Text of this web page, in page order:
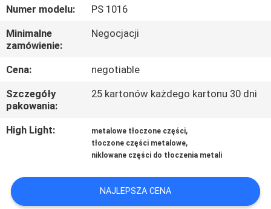
KONTROLA
JAKOŚCI
SITEMAP
PRIVACY
POLICY
Numer modelu:
PS 1016
Minimalne
zamówienie:
Negocjacji
Cena:
negotiable
Szczegóły
pakowania:
25 kartonów każdego kartonu 30 dni
High Light: metalowe tłoczone części,
tłoczone części metalowe,
niklowane części do tłoczenia metali
NAJLEPSZA CENA